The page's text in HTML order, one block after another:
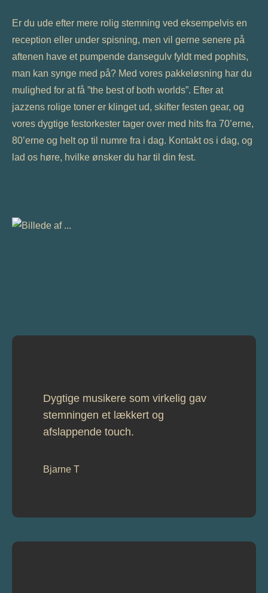
Er du ude efter mere rolig stemning ved eksempelvis en
reception eller under spisning, men vil gerne senere på
aftenen have et pumpende dansegulv fyldt med pophits,
man kan synge med på? Med vores pakkeløsning har du
mulighed for at få ”the best of both worlds”. Efter at
jazzens rolige toner er klinget ud, skifter festen gear, og
vores dygtige festorkester tager over med hits fra 70’erne,
80’erne og helt op til numre fra i dag. Kontakt os i dag, og
lad os høre, hvilke ønsker du har til din fest.
Dygtige musikere som virkelig gav
stemningen et lækkert og
afslappende touch.
Bjarne T